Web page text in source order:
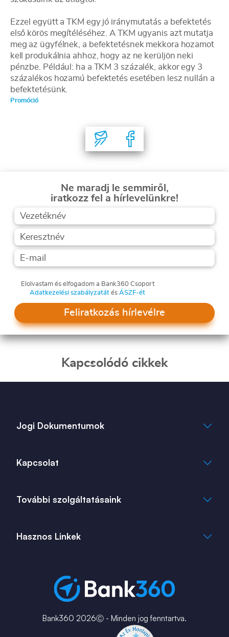
Ezzel együtt a TKM egy jó iránymutatás a befektetés
első körös megítéléséhez. A TKM ugyanis azt mutatja
meg az ügyfélnek, a befektetésnek mekkora hozamot
kell produkálnia ahhoz, hogy az ne kerüljön neki
pénzbe. Például: ha a TKM 3 százalék, akkor egy 3
százalékos hozamú befektetés esetében lesz nullán a
befektetésünk.
Promóció
Ne maradj le semmiről,
iratkozz fel a hírlevelünkre!
Elolvastam és elfogadom a Bank360 Csoport
Adatkezelési szabályzatátés ÁSZF-ét
Feliratkozás hírlevélre
Kapcsolódó cikkek
Jogi Dokumentumok
Általános Szerződési Feltételek
Kapcsolat
info@bank360.hu
További szolgáltatásaink
bank360.hu
Hasznos Linkek
Bérkalkulátor
MNB Alkalmazások
Bank360 2026Ⓒ - Minden jog fenntartva.